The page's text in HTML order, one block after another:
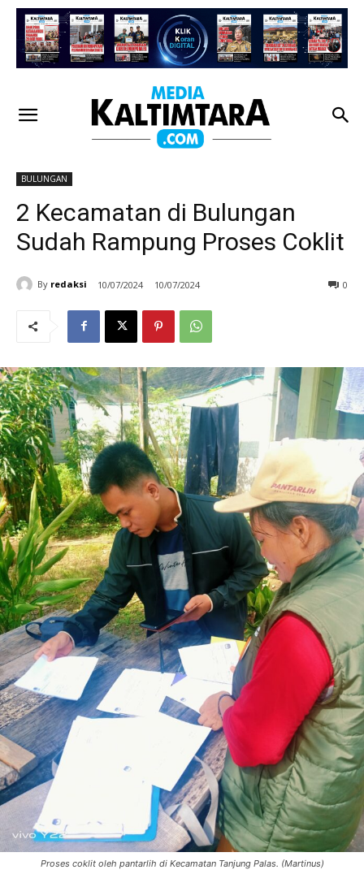
BULUNGAN
2 Kecamatan di Bulungan
Sudah Rampung Proses Coklit
By redaksi 10/07/2024 10/07/2024 0
Proses coklit oleh pantarlih di Kecamatan Tanjung Palas. (Martinus)